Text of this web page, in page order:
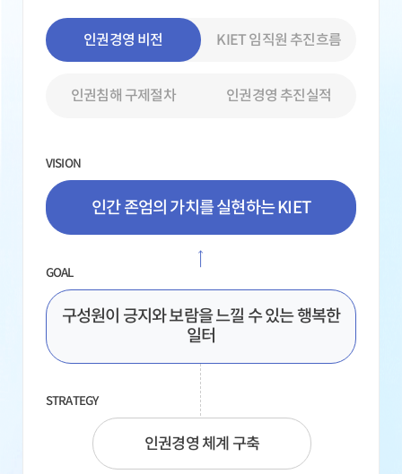
인권경영 비전 KIET 임직원 추진흐름
인권침해 구제절차 인권경영 추진실적
VISION
인간 존엄의 가치를 실현하는 KIET
GOAL
구성원이 긍지와 보람을 느낄 수 있는 행복한
일터
STRATEGY
인권경영 체계 구축